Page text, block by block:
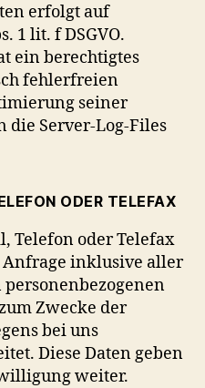
erfolgt auf
1 lit. f DSGVO.
ein berechtigtes
fehlerfreien
seiner
die Server-Log-Files
ODER TELEFAX
Telefon oder Telefax
inklusive aller
Zwecke der
bei uns
Diese Daten geben
weiter.